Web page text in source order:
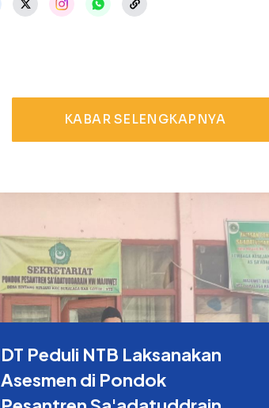
KABAR SELENGKAPNYA
DT Peduli NTB Laksanakan
Asesmen di Pondok